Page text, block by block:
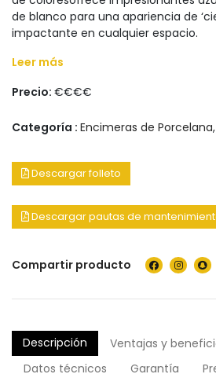
de blanco para una apariencia de
impactante en cualquier espacio.
Leer más
Precio: €€€€
Categoría : Encimeras de Porcelana,
Descargar folleto
Descargar pautas de
Compartir producto
Descripción
Ventajas y
Datos técnicos
Garantía